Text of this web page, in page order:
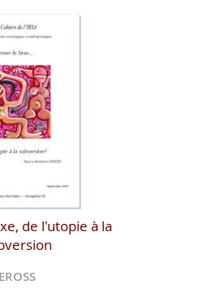
de l'utopie à la
EROSS